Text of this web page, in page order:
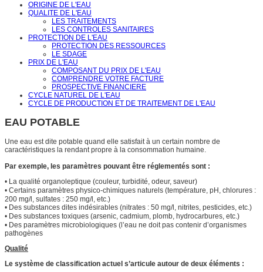
ORIGINE DE L'EAU
QUALITE DE L'EAU
LES TRAITEMENTS
LES CONTROLES SANITAIRES
PROTECTION DE L'EAU
PROTECTION DES RESSOURCES
LE SDAGE
PRIX DE L'EAU
COMPOSANT DU PRIX DE L'EAU
COMPRENDRE VOTRE FACTURE
PROSPECTIVE FINANCIERE
CYCLE NATUREL DE L'EAU
CYCLE DE PRODUCTION ET DE TRAITEMENT DE L'EAU
EAU POTABLE
Une eau est dite potable quand elle satisfait à un certain nombre de
caractéristiques la rendant propre à la consommation humaine.
Par exemple, les paramètres pouvant être réglementés sont :
• La qualité organoleptique (couleur, turbidité, odeur, saveur)
• Certains paramètres physico-chimiques naturels (température, pH, chlorures :
200 mg/l, sulfates : 250 mg/l, etc.)
• Des substances dites indésirables (nitrates : 50 mg/l, nitrites, pesticides, etc.)
• Des substances toxiques (arsenic, cadmium, plomb, hydrocarbures, etc.)
• Des paramètres microbiologiques (l’eau ne doit pas contenir d’organismes
pathogènes
Qualité
Le système de classification actuel s’articule autour de deux éléments :